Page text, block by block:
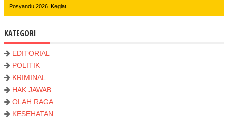
Posyandu 2026. Kegiat...
KATEGORI
EDITORIAL
POLITIK
KRIMINAL
HAK JAWAB
OLAH RAGA
KESEHATAN